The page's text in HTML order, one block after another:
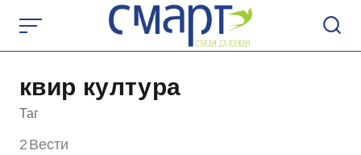
content
квир култура
Таг
2 Вести